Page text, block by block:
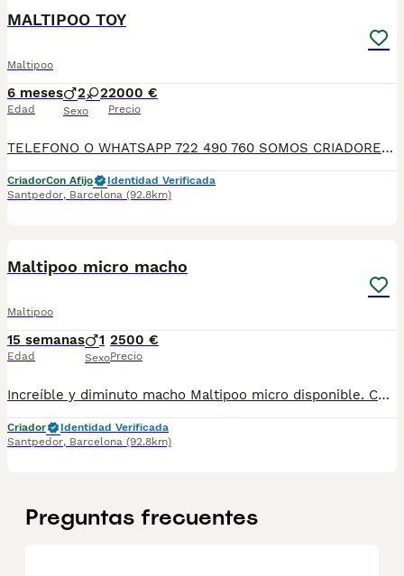
MALTIPOO TOY
Maltipoo
6 meses
Edad
2 2
Sexo
2000 €
Precio
TELEFONO O WHATSAPP 722 490 760 SOMOS CRIADORES DIRECTOS SIN INTERMEDIARIOS! MAS DE 20 AÑOS EN EL SECTOR NOS AVALAN, VALORANDO NO SOLO LA CRIA RESPONSABLE SI NO TAMBIEN LA SELECCIÓN PARA MEJORAR LA RAZA DURANTE TODOS ESTOS AÑOS. NUESTROS CACHORROS SE ENTREGAN PREVIAMENTE REVISADOS POR UN VETERINARIO PROFESIONAL Y BAJO LOS MAS ESTRICTOS CONTROLES DE SALUD, HACEMOS HINCAPIÉ EN SU SOCIABILIZACIÓN PARA SU CORRECTO DESARROLLO NEUROLOGICO! Y OS ASESORAMOS ANTES DURANTE Y DESPUES DE LA ENTREGA PARA QUE TODO SEA LO MAS AFABLE Y FACIL POSIBLE DURANTE LA ADAPTACION! NUESTROS BEBE SE ENTREGAN A PARTIR DE LOS DOS MESES CON SUS VACUNAS AL DIA, DESPARASITADOS Y CON GARANTIAS DE SALUD, MICROCHIP Y CARTILLA DE VACUNACION! SI BUSCAS UN COMPAÑERO SANO Y EQUILIBRADO ESTE ES EL LUGAR, TE ASESORAREMOS DURANTE TODO EL PROCESO NO DUDES EN CONSULTAR POR NUESTROS PEQUES AL 722 490 760
CriadorCon Afijo
Identidad Verificada
Santpedor, Barcelona (92.8km)
Maltipoo micro macho
Maltipoo
15 semanas
Edad
1
Sexo
2500 €
Precio
Increíble y diminuto macho Maltipoo micro disponible. Centro Canino Vallbonica es mucho más que un centro de cría , es una familia comprometida con el bienestar animal y la cria responsable, por ello todos nuestros bebés nacen y se crían en nuestras instalaciones , asegurando así un correcto desarrollo y una magnífica socialización, consiguiendo en cada ejemplar un carácter juguetón y extrovertido algo primordial para su adaptación como un miembro más en tu familia . Se entregan con el carnet de vacunas con el plan correspondiente a su edad , desparasitados y microchip implantado y activado en registro de Anicom. Facilitamos junto al cachorro contrato de compra con garantías víricas de 15 días y congénitas de 1 año . Contamos con un gran equipo de profesionales entre los que se encuentran educadores, auxiliares y Veterinarios ofreciendo los controles sanitarios necesarios así como continua vigilancia asegurando su bienestar . Hacemos envíos a toda España con empresa de transporte privado, proporcionando un viaje confortable y ofreciendo las atenciones necesarias a nuestros bebés . Si estás interesado en alguno de nuestros ejemplares solicita información sin compromiso al 722269698 . También atendemos vía WhatsApp . PRECIO REAL ( incluye el IVA) .
Criador
Identidad Verificada
Santpedor, Barcelona (92.8km)
Preguntas frecuentes